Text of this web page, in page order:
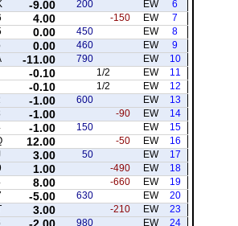
6
EW
200
-9.00
7
EW
-150
4.00
8
EW
450
0.00
9
EW
460
0.00
10
EW
790
-11.00
11
EW
1/2
-0.10
12
EW
1/2
-0.10
13
EW
600
-1.00
14
EW
-90
-1.00
15
EW
150
-1.00
16
EW
-50
12.00
17
EW
50
3.00
18
EW
-490
1.00
19
EW
-660
8.00
20
EW
630
-5.00
23
EW
-210
3.00
24
EW
980
-2.00